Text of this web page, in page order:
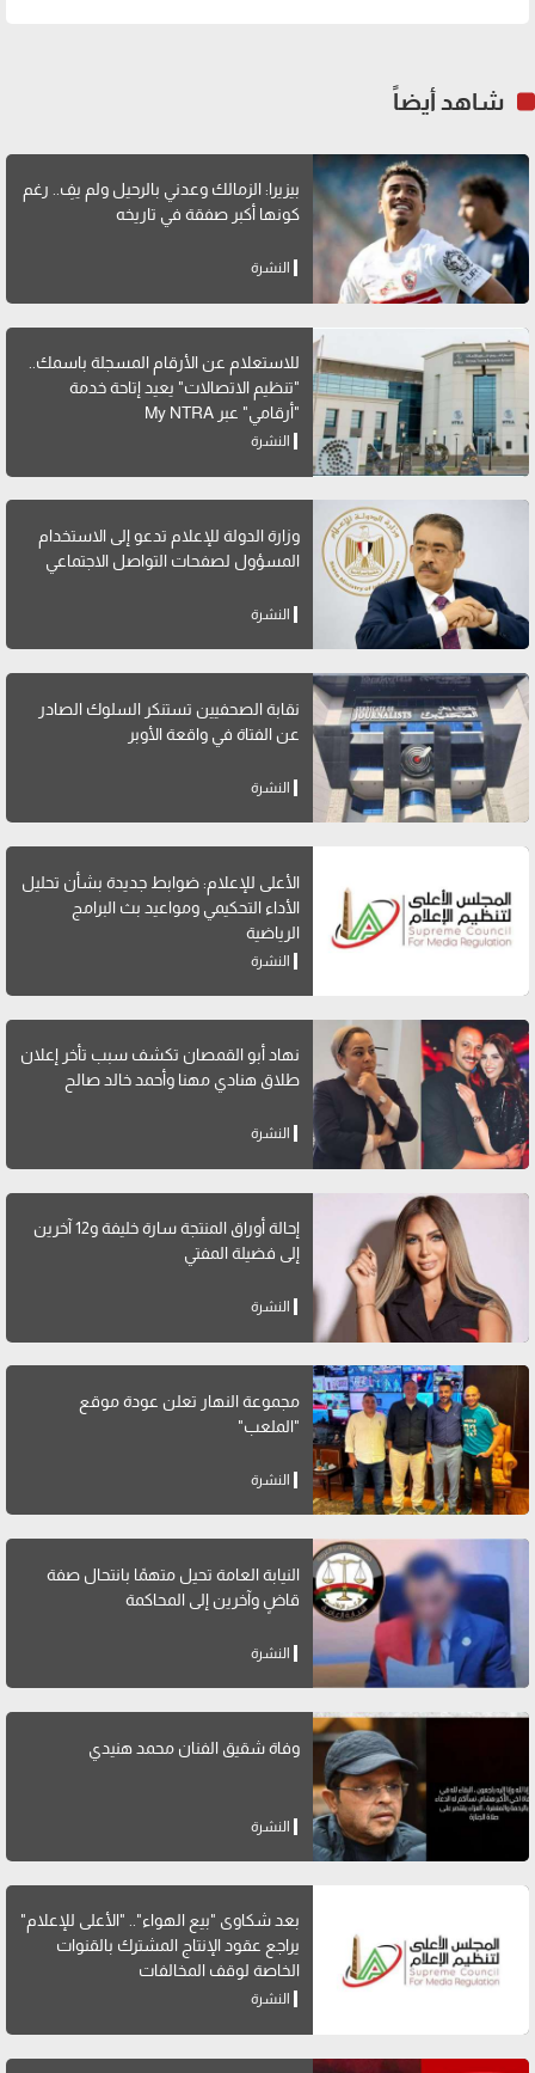
شاهد أيضاً
بيزيرا: الزمالك وعدني بالرحيل ولم يفِ.. رغم
كونها أكبر صفقة في تاريخه
النشرة
للاستعلام عن الأرقام المسجلة باسمك..
"تنظيم الاتصالات" يعيد إتاحة خدمة
"أرقامي" عبر My NTRA
النشرة
وزارة الدولة للإعلام تدعو إلى الاستخدام
المسؤول لصفحات التواصل الاجتماعي
النشرة
نقابة الصحفيين تستنكر السلوك الصادر
عن الفتاة في واقعة الأوبر
النشرة
الأعلى للإعلام: ضوابط جديدة بشأن تحليل
الأداء التحكيمي ومواعيد بث البرامج
الرياضية
النشرة
نهاد أبو القمصان تكشف سبب تأخر إعلان
طلاق هنادي مهنا وأحمد خالد صالح
النشرة
إحالة أوراق المنتجة سارة خليفة و12 آخرين
إلى فضيلة المفتي
النشرة
مجموعة النهار تعلن عودة موقع
"الملعب"
النشرة
النيابة العامة تحيل متهمًا بانتحال صفة
قاضٍ وآخرين إلى المحاكمة
النشرة
وفاة شقيق الفنان محمد هنيدي
النشرة
بعد شكاوى "بيع الهواء".. "الأعلى للإعلام"
يراجع عقود الإنتاج المشترك بالقنوات
الخاصة لوقف المخالفات
النشرة